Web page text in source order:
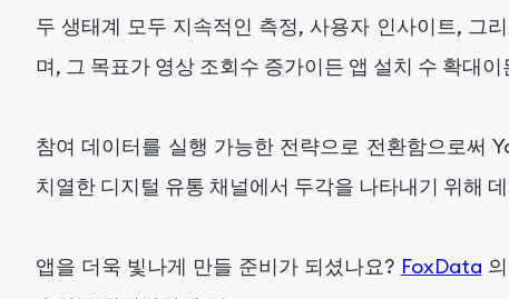
두 생태계 모두 지속적인 측정, 사용자 인사이트, 그
며, 그 목표가 영상 조회수 증가이든 앱 설치 수 확대
참여 데이터를 실행 가능한 전략으로 전환함으로써
치열한 디지털 유통 채널에서 두각을 나타내기 위해
앱을 더욱 빛나게 만들 준비가 되셨나요? FoxData